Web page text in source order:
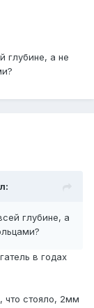
глубине, а не
глубине, а
в годах
что стояло, 2мм